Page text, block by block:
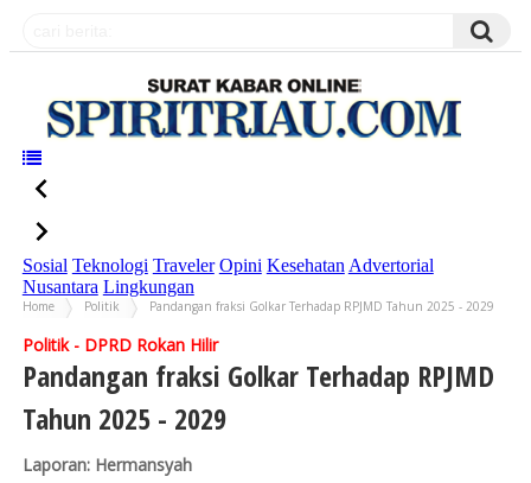
Sosial Teknologi Traveler Opini Kesehatan Advertorial
Nusantara Lingkungan
Home Politik Pandangan fraksi Golkar Terhadap RPJMD Tahun 2025 - 2029
Politik - DPRD Rokan Hilir
Pandangan fraksi Golkar Terhadap RPJMD
Tahun 2025 - 2029
Laporan: Hermansyah